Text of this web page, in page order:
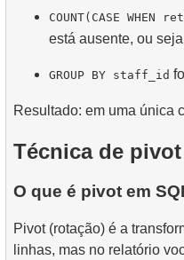
COUNT(CASE WHEN
está ausente, ou
GROUP BY staff_id
Resultado: em uma única
Técnica de
O que é pivot em
Pivot (rotação) é a
linhas, mas no relatório